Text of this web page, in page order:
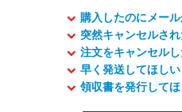
購入したのにメー
突然キャンセルされ
注文をキャンセル
早く発送してほし
領収書を発行して